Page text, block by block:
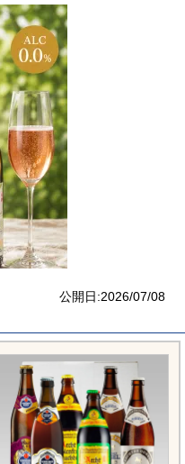
公開日:2026/07/08